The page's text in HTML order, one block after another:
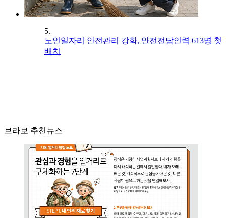
5.
노인일자리 안전관리 강화, 안전전담인력 613명 첫
배치
브라보 추천뉴스